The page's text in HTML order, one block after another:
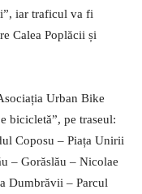
iar traficul va fi
Calea Poplăcii și
Urban Bike
bicicletă”, pe traseul:
Coposu – Piața Unirii
– Gorăslău – Nicolae
Dumbrăvii – Parcul